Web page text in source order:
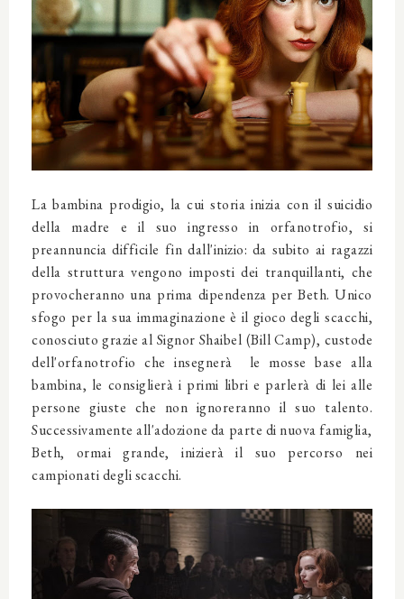
La bambina prodigio, la cui storia inizia con il suicidio
della madre e il suo ingresso in orfanotrofio, si
preannuncia difficile fin dall'inizio: da subito ai ragazzi
della struttura vengono imposti dei tranquillanti, che
provocheranno una prima dipendenza per Beth. Unico
sfogo per la sua immaginazione è il gioco degli scacchi,
conosciuto grazie al Signor Shaibel (Bill Camp), custode
dell'orfanotrofio che insegnerà le mosse base alla
bambina, le consiglierà i primi libri e parlerà di lei alle
persone giuste che non ignoreranno il suo talento.
Successivamente all'adozione da parte di nuova famiglia,
Beth, ormai grande, inizierà il suo percorso nei
campionati degli scacchi.